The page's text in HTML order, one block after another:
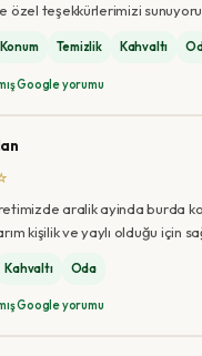
özel teşekkürlerimizi
Konum Temizlik Kahvaltı
Google yorumu
aralik ayinda burda
kişilik ve yaylı olduğu için
Kahvaltı Oda
Google yorumu